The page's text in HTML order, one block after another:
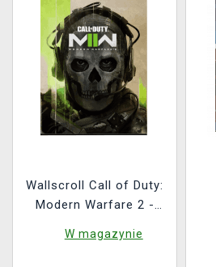
Wallscroll Call of Duty:
Modern Warfare 2 -
W magazynie